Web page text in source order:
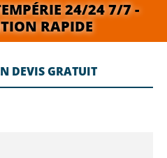
24/24 7/7 -
RAPIDE
DEVIS GRATUIT